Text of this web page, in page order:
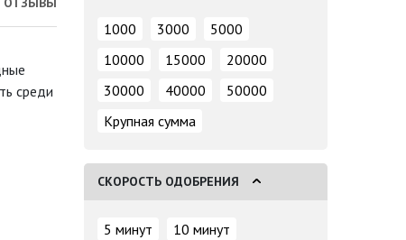
среди
1000 3000
5000
10000
15000
20000
30000
40000
50000
Крупная сумма
СКОРОСТЬ ОДОБРЕНИЯ
5 минут
10 минут